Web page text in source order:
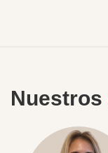
Nuestros